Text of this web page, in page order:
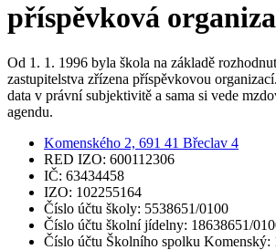
příspěvková
Od 1. 1. 1996 byla škola na základě
zastupitelstva zřízena příspěvkovou
data v právní subjektivitě a sama si vede
agendu.
Komenského 2, 691 41 Břeclav 4
RED IZO: 600112306
IČ: 63434458
IZO: 102255164
Číslo účtu školy: 5538651/0100
Číslo účtu školní jídelny: 18638651/
Číslo účtu Školního spolku Komenský: